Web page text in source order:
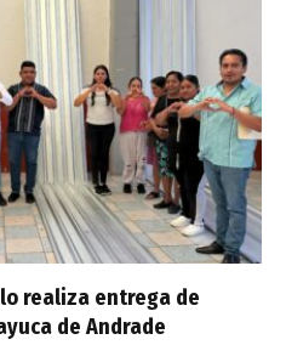
realiza entrega de
de Andrade